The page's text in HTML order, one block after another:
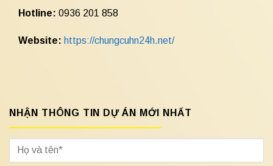
Hotline: 0936 201 858
Website: https://chungcuhn24h.net/
NHẬN THÔNG TIN DỰ ÁN MỚI NHẤT